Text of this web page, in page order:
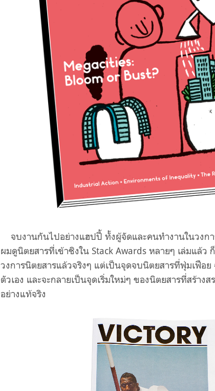
จบงานกันไปอย่างแฮปปี้ ทั้งผู้จัดและคนทำงานในวงก
ผมดูนิตยสารที่เข้าชิงใน Stack Awards หลายๆ เล่มแล้ว
วงการนิตยสารแล้วจริงๆ แต่เป็นจุดจบนิตยสารที่ฟุ่มเฟือ
ตัวเอง และจะกลายเป็นจุดเริ่มใหม่ๆ ของนิตยสารที่สร้าง
อย่างแท้จริง